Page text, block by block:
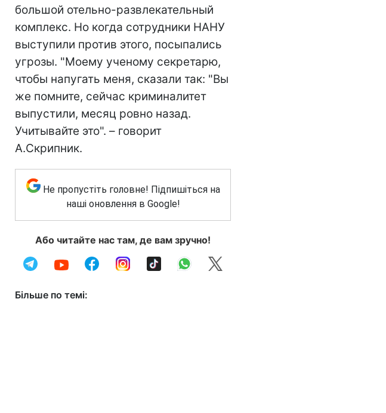
большой отельно-развлекательный
комплекс. Но когда сотрудники НАНУ
выступили против этого, посыпались
угрозы. "Моему ученому секретарю,
чтобы напугать меня, сказали так: "Вы
же помните, сейчас криминалитет
выпустили, месяц ровно назад.
Учитывайте это". – говорит
А.Скрипник.
Не пропустіть головне! Підпишіться на
наші оновлення в Google!
Або читайте нас там, де вам зручно!
Більше по темі: